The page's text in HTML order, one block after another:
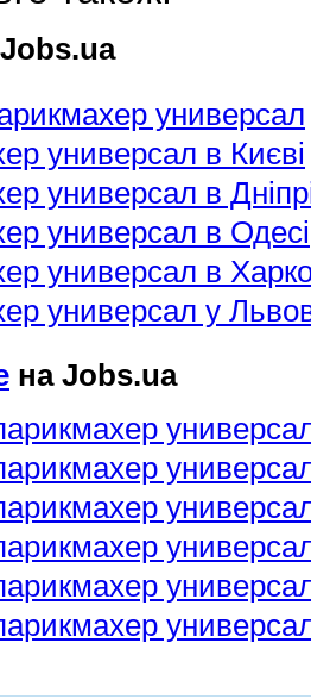
универсал
универсал в Києві
универсал в
универсал в Одесі
универсал в
универсал у
на Jobs.ua